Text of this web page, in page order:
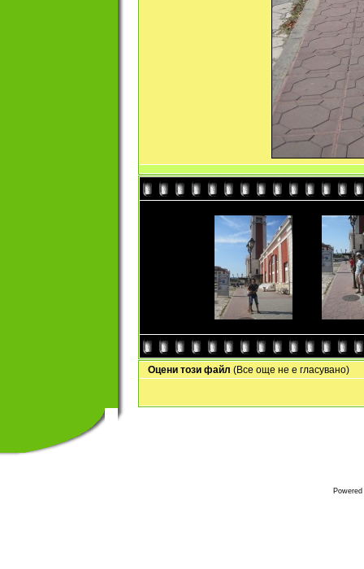
Оцени този файл (Все още не е гласувано)